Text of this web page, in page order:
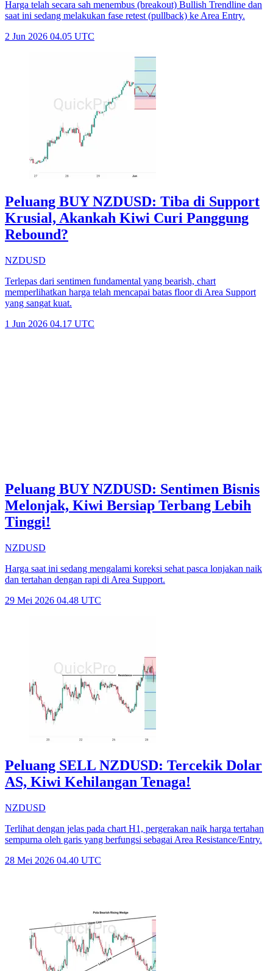
Harga telah secara sah menembus (breakout) Bullish Trendline dan
saat ini sedang melakukan fase retest (pullback) ke Area Entry.
2 Jun 2026 04.05 UTC
Peluang BUY NZDUSD: Tiba di Support
Krusial, Akankah Kiwi Curi Panggung
Rebound?
NZDUSD
Terlepas dari sentimen fundamental yang bearish, chart
memperlihatkan harga telah mencapai batas floor di Area Support
yang sangat kuat.
1 Jun 2026 04.17 UTC
Peluang BUY NZDUSD: Sentimen Bisnis
Melonjak, Kiwi Bersiap Terbang Lebih
Tinggi!
NZDUSD
Harga saat ini sedang mengalami koreksi sehat pasca lonjakan naik
dan tertahan dengan rapi di Area Support.
29 Mei 2026 04.48 UTC
Peluang SELL NZDUSD: Tercekik Dolar
AS, Kiwi Kehilangan Tenaga!
NZDUSD
Terlihat dengan jelas pada chart H1, pergerakan naik harga tertahan
sempurna oleh garis yang berfungsi sebagai Area Resistance/Entry.
28 Mei 2026 04.40 UTC